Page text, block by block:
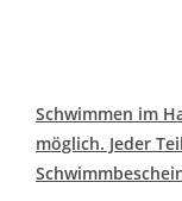
Schwimmen im
möglich. Jeder